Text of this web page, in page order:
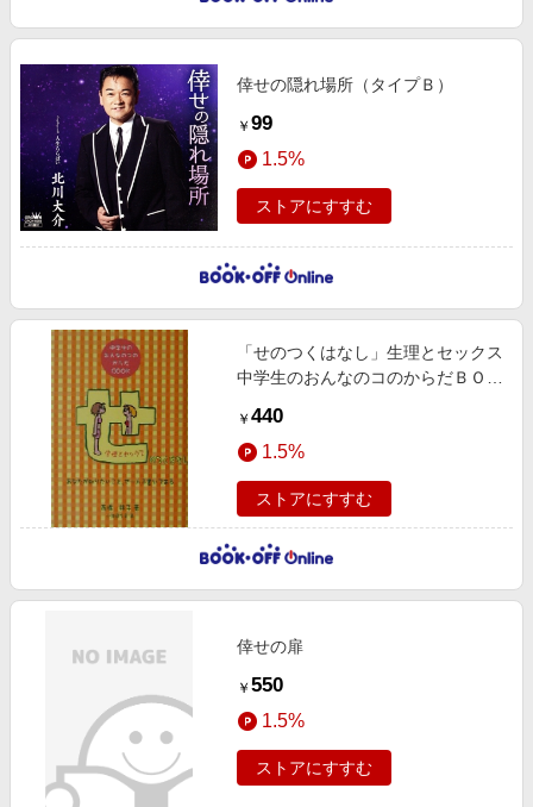
倖せの隠れ場所（タイプＢ）
￥ 99
1.5%
ストアにすすむ
「せのつくはなし」生理とセックス
中学生のおんなのコのからだＢＯＯ
￥ 440
1.5%
ストアにすすむ
倖せの扉
￥ 550
1.5%
ストアにすすむ